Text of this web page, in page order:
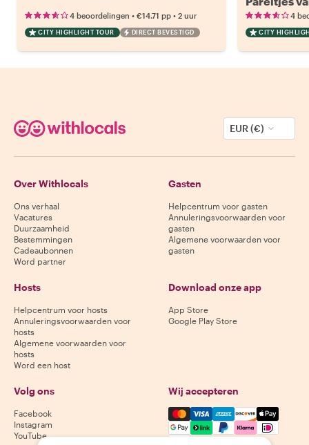
4 beoordelingen • €14.71 pp • 2 uur
CITY HIGHLIGHT TOUR DIRECT BEVESTIGD
4
CITY
EUR (€)
Over Withlocals
Ons verhaal
Vacatures
Duurzaamheid
Bestemmingen
Cadeaubonnen
Word partner
Gasten
Helpcentrum voor gasten
Annuleringsvoorwaarden voor
gasten
Algemene voorwaarden voor
gasten
Hosts
Helpcentrum voor hosts
Annuleringsvoorwaarden voor
hosts
Algemene voorwaarden voor
hosts
Word een host
Download onze app
App Store
Google Play Store
Volg ons
Facebook
Instagram
YouTube
Wij accepteren
Mastercard, Visa, Amex,